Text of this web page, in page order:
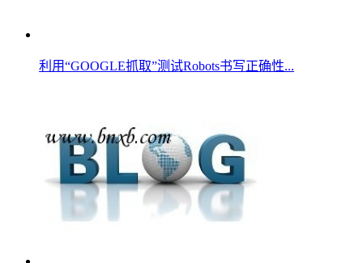
利用“GOOGLE抓取”测试Robots书写正确性...